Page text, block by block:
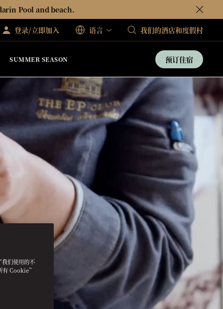
Pool and beach.
登录/立即加入 语言 我们的酒店和度假村
SUMMER SEASON 预订住宿
们使用的不
有 Cookie”